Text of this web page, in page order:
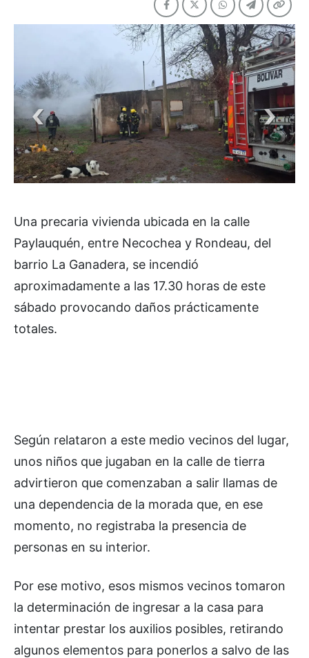
Una precaria vivienda ubicada en la calle
Paylauquén, entre Necochea y Rondeau, del
barrio La Ganadera, se incendió
aproximadamente a las 17.30 horas de este
sábado provocando daños prácticamente
totales.
Según relataron a este medio vecinos del lugar,
unos niños que jugaban en la calle de tierra
advirtieron que comenzaban a salir llamas de
una dependencia de la morada que, en ese
momento, no registraba la presencia de
personas en su interior.
Por ese motivo, esos mismos vecinos tomaron
la determinación de ingresar a la casa para
intentar prestar los auxilios posibles, retirando
algunos elementos para ponerlos a salvo de las